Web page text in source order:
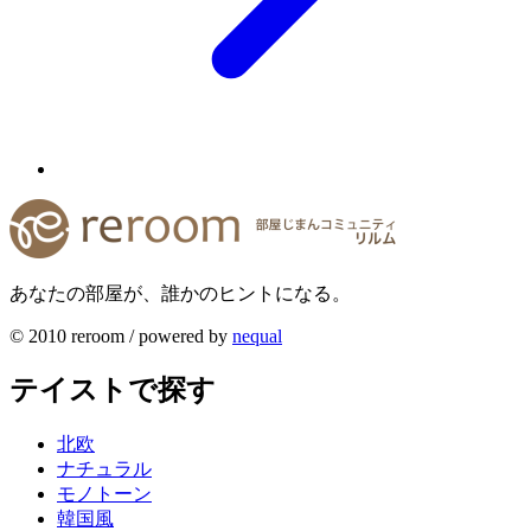
あなたの部屋が、誰かのヒントになる。
© 2010 reroom / powered by nequal
テイストで探す
北欧
ナチュラル
モノトーン
韓国風